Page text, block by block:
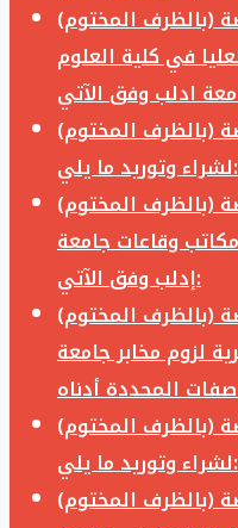
(بالظرف المختوم)
في كلية العلوم
(بالظرف المختوم)
لشراء وتوريد ما يلي:
(بالظرف المختوم)
وقاعات جامعة
إدلب وفق الآتي:
(بالظرف المختوم)
لزوم مخابر جامعة
(بالظرف المختوم)
لشراء وتوريد ما يلي:
(بالظرف المختوم)